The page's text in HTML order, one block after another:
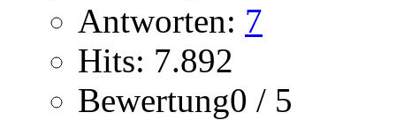
Antworten: 7
Hits: 7.892
Bewertung0 / 5